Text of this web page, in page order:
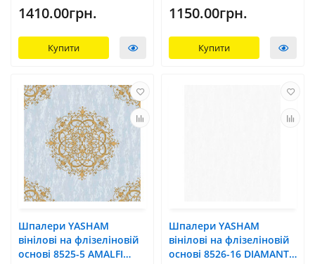
1410.00грн.
Купити
1150.00грн.
Купити
Шпалери YASHAM
вінілові на флізеліновій
основі 8525-5 AMALFI
Шпалери YASHAM
вінілові на флізеліновій
основі 8526-16 DIAMANTE